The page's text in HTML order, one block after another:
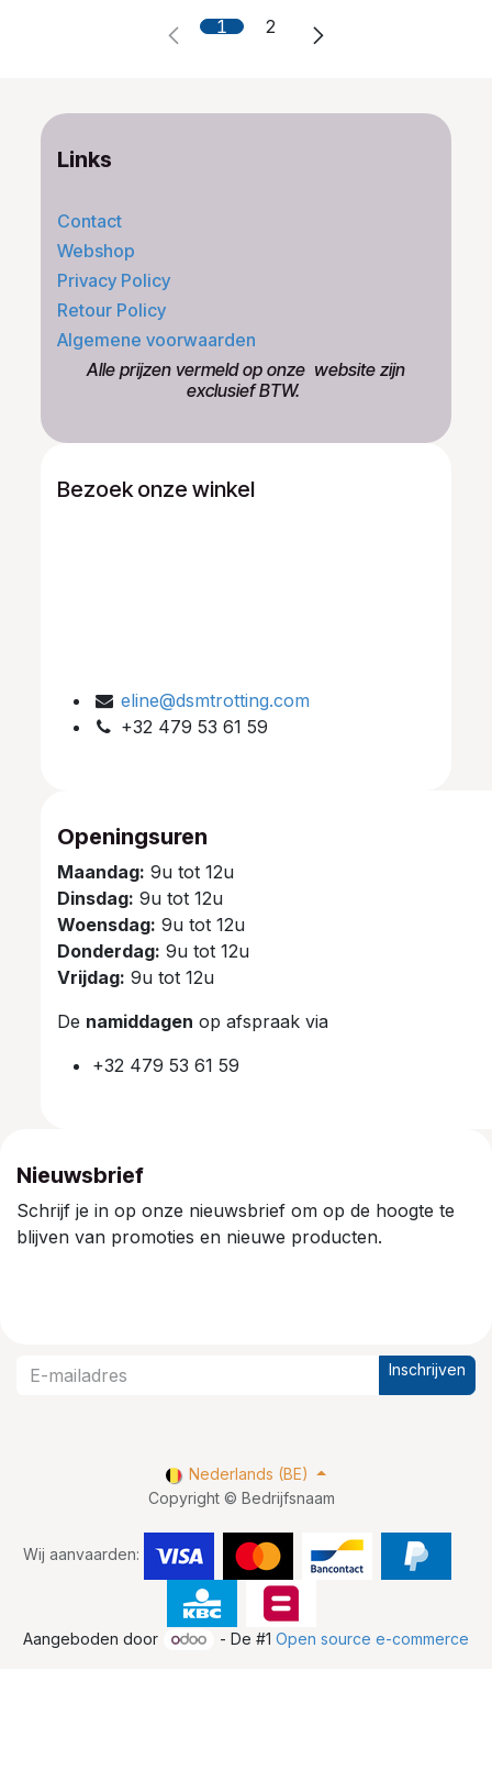
1 2
Links
Contact
Webshop
Privacy Policy
Retour Policy
Algemene voorwaarden
​Alle prijzen vermeld op onze ​website zijn
exclusief BTW.
Bezoek onze winkel
eline@dsmtrotting.com
+32 479 53 61 59
Openingsuren
Maandag: 9u tot 12u
Dinsdag: 9u tot 12u
Woensdag: 9u tot 12u
Donderdag: 9u tot 12u
Vrijdag: 9u tot 12u
De namiddagen op afspraak via
+32 479 53 61 59
Nieuwsbrief
Schrijf je in op onze nieuwsbrief om op de hoogte te
blijven van promoties en nieuwe producten.
Inschrijven
Copyright © Bedrijfsnaam
Wij aanvaarden:
Nederlands (BE)
Aangeboden door - De #1Open source e-commerce